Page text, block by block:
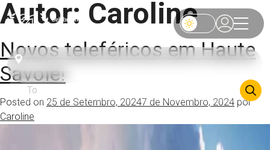
Autor: Caroline
Novos teleféricos em Haute
Savoie!
Posted on 25 de Setembro, 20247 de Novembro, 2024 por
Caroline